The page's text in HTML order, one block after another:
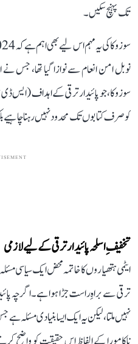
تک پہنچ سکیں۔
نوبل امن انعام سے نوازا گیا تھا،
سوزوکا، جو پائیدار ترقی کے اہداف (ایس ڈی
کو صرف کتابوں تک محدود نہیں رہنا چاہیے
تخفیفِ اسلحہ پائیدار ترقی کے لیے لازمی
ایٹمی ہتھیاروں کا خاتمہ محض ایک سیاسی
ترقی سے براہِ راست جڑا ہوا ہے۔ اگرچہ
نہیں ملتا، لیکن یہ ایک ایسا بنیادی مسئلہ